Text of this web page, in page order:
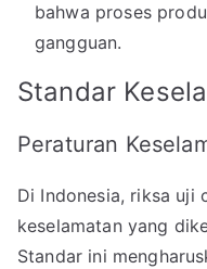
bahwa proses
gangguan.
Standar
Peraturan
Di Indonesia, riksa uji
keselamatan yang
Standar ini